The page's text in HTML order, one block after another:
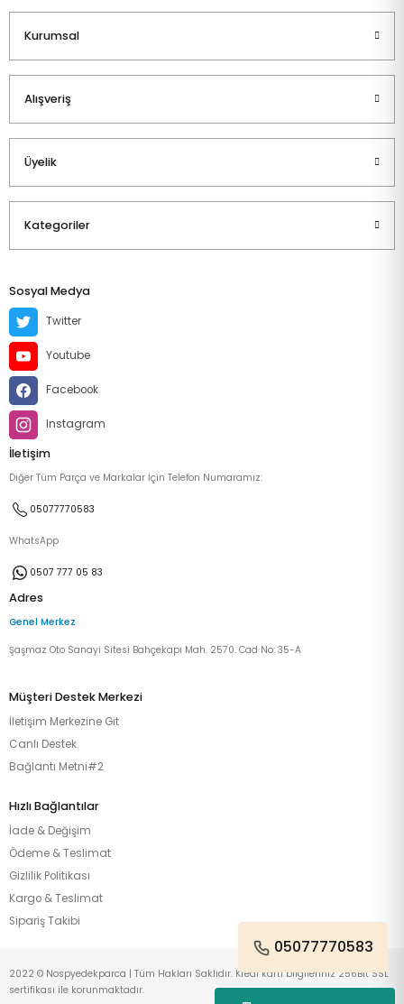
Kurumsal
Alışveriş
Üyelik
Kategoriler
Sosyal Medya
Twitter
Youtube
Facebook
Instagram
İletişim
Diğer Tüm Parça ve Markalar İçin Telefon Numaramız:
05077770583
WhatsApp
0507 777 05 83
Adres
Genel Merkez
Şaşmaz Oto Sanayi Sitesi Bahçekapı Mah. 2570. Cad No: 35-A
Müşteri Destek Merkezi
İletişim Merkezine Git
Canlı Destek
Bağlantı Metni#2
Hızlı Bağlantılar
İade & Değişim
Ödeme & Teslimat
Gizlilik Politikası
Kargo & Teslimat
Sipariş Takibi
05077770583
2022 © Nospyedekparca | Tüm Hakları Saklıdır. Kredi kartı bilgileriniz 256Bit SSL
sertifikası ile korunmaktadır.